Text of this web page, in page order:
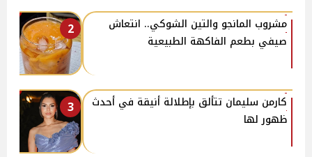
2
مشروب المانجو والتين الشوكي.. انتعاش
صيفي بطعم الفاكهة الطبيعية
3
كارمن سليمان تتألق بإطلالة أنيقة في أحدث
ظهور لها